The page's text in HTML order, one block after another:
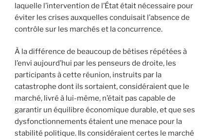
laquelle l’intervention de l’État était nécessaire pour
éviter les crises auxquelles conduisait l’absence de
contrôle sur les marchés et la concurrence.
À la différence de beaucoup de bêtises répétées à
l’envi aujourd’hui par les penseurs de droite, les
participants à cette réunion, instruits par la
catastrophe dont ils sortaient, considéraient que le
marché, livré à lui-même, n’était pas capable de
garantir un équilibre économique durable, et que ses
dysfonctionnements étaient une menace pour la
stabilité politique. Ils considéraient certes le marché